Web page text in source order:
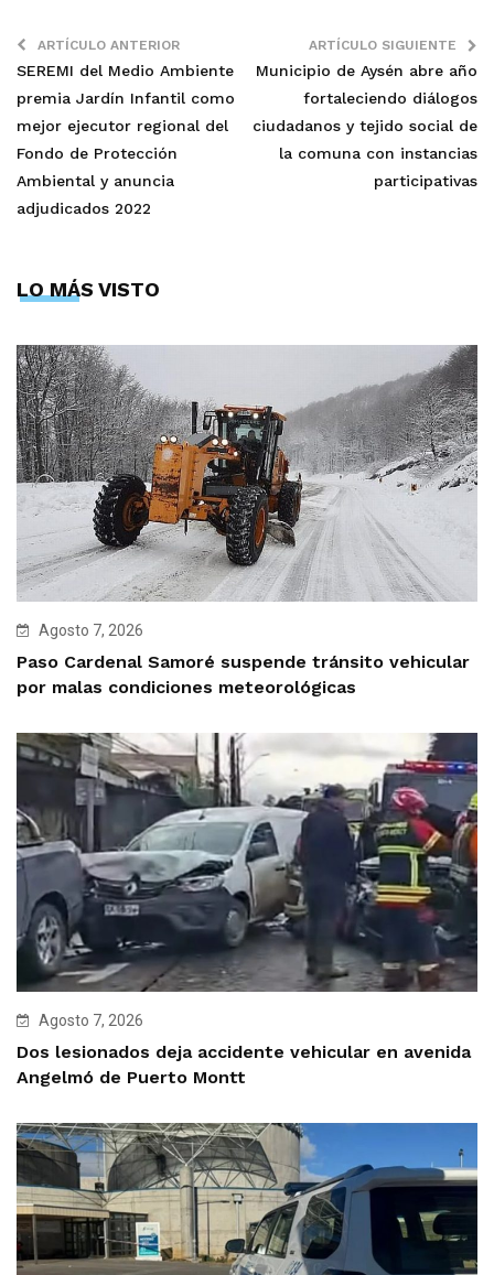
ARTÍCULO ANTERIOR
SEREMI del Medio Ambiente
premia Jardín Infantil como
mejor ejecutor regional del
Fondo de Protección
Ambiental y anuncia
adjudicados 2022
ARTÍCULO SIGUIENTE
Municipio de Aysén abre año
fortaleciendo diálogos
ciudadanos y tejido social de
la comuna con instancias
participativas
LO MÁS VISTO
Agosto 7, 2026
Paso Cardenal Samoré suspende tránsito vehicular
por malas condiciones meteorológicas
Agosto 7, 2026
Dos lesionados deja accidente vehicular en avenida
Angelmó de Puerto Montt